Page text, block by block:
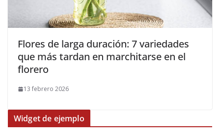
Flores de larga duración: 7 variedades
que más tardan en marchitarse en el
florero
13 febrero 2026
Widget de ejemplo